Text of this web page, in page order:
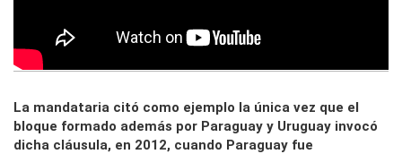
La mandataria citó como ejemplo la única vez que el
bloque formado además por Paraguay y Uruguay invocó
dicha cláusula, en 2012, cuando Paraguay fue